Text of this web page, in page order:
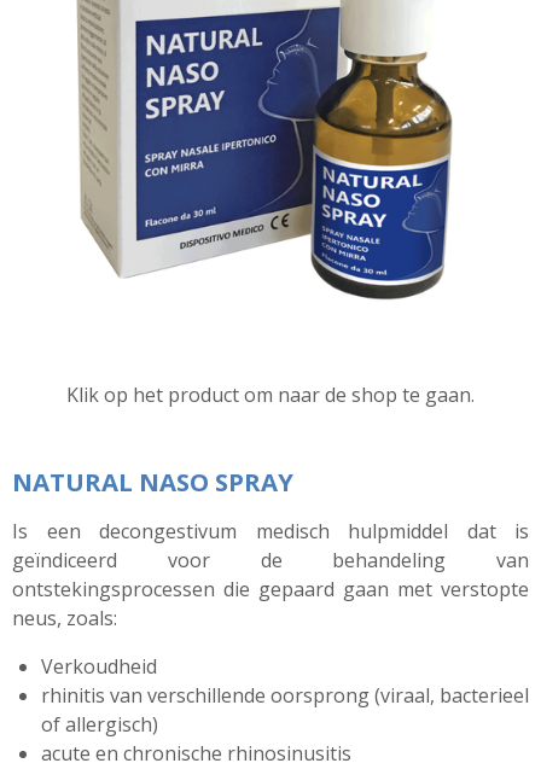
Klik op het product om naar de shop te gaan.
NATURAL NASO SPRAY
Is een decongestivum medisch hulpmiddel dat is
geïndiceerd voor de behandeling van
ontstekingsprocessen die gepaard gaan met verstopte
neus, zoals:
Verkoudheid
rhinitis van verschillende oorsprong (viraal, bacterieel
of allergisch)
acute en chronische rhinosinusitis